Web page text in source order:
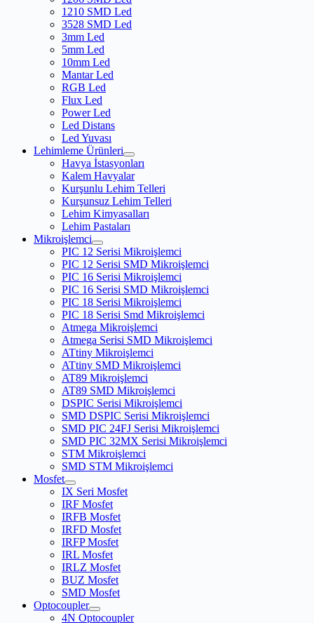
1210 SMD Led
3528 SMD Led
3mm Led
5mm Led
10mm Led
Mantar Led
RGB Led
Flux Led
Power Led
Led Distans
Led Yuvası
Lehimleme Ürünleri
Havya İstasyonları
Kalem Havyalar
Kurşunlu Lehim Telleri
Kurşunsuz Lehim Telleri
Lehim Kimyasalları
Lehim Pastaları
Mikroişlemci
PIC 12 Serisi Mikroişlemci
PIC 12 Serisi SMD Mikroişlemci
PIC 16 Serisi Mikroişlemci
PIC 16 Serisi SMD Mikroişlemci
PIC 18 Serisi Mikroişlemci
PIC 18 Serisi Smd Mikroişlemci
Atmega Mikroişlemci
Atmega Serisi SMD Mikroişlemci
ATtiny Mikroişlemci
ATtiny SMD Mikroişlemci
AT89 Mikroişlemci
AT89 SMD Mikroişlemci
DSPIC Serisi Mikroişlemci
SMD DSPIC Serisi Mikroişlemci
SMD PIC 24FJ Serisi Mikroişlemci
SMD PIC 32MX Serisi Mikroişlemci
STM Mikroişlemci
SMD STM Mikroişlemci
Mosfet
IX Seri Mosfet
IRF Mosfet
IRFB Mosfet
IRFD Mosfet
IRFP Mosfet
IRL Mosfet
IRLZ Mosfet
BUZ Mosfet
SMD Mosfet
Optocoupler
4N Optocoupler